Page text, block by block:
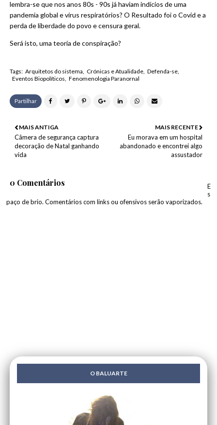
lembra-se que nos anos 80s - 90s já haviam indícios de uma
pandemia global e vírus respiratórios? O Resultado foi o Covid e a
perda de liberdade do povo e censura geral.
Será isto, uma teoria de conspiração?
Tags: Arquitetos do sistema Crónicas e Atualidade Defenda-se
Eventos Biopolíticos Fenomenologia Paranornal
Partilhar
MAIS RECENTE
Eu morava em um hospital
abandonado e encontrei algo
assustador
MAIS ANTIGA
Câmera de segurança captura
decoração de Natal ganhando
vida
0 Comentários
E
s
paço de brio. Comentários com links ou ofensivos serão vaporizados.
O BALUARTE